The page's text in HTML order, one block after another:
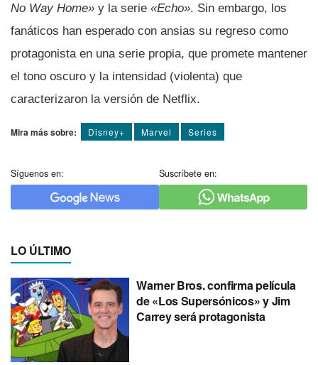
No Way Home» y la serie «Echo». Sin embargo, los
fanáticos han esperado con ansias su regreso como
protagonista en una serie propia, que promete mantener
el tono oscuro y la intensidad (violenta) que
caracterizaron la versión de Netflix.
Mira más sobre: Disney+ Marvel Series
Síguenos en: Suscríbete en:
LO ÚLTIMO
Warner Bros. confirma película
de «Los Supersónicos» y Jim
Carrey será protagonista